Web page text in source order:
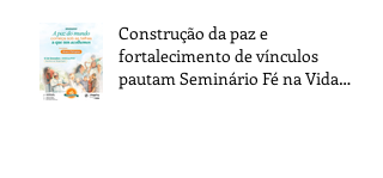
Construção da paz e
fortalecimento de vínculos
pautam Seminário Fé na Vida